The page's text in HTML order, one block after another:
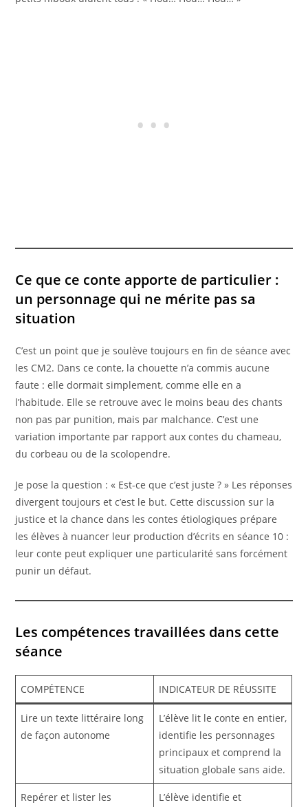
Ce que ce conte apporte de particulier :
un personnage qui ne mérite pas sa
situation
C’est un point que je soulève toujours en fin de séance avec
les CM2. Dans ce conte, la chouette n’a commis aucune
faute : elle dormait simplement, comme elle en a
l’habitude. Elle se retrouve avec le moins beau des chants
non pas par punition, mais par malchance. C’est une
variation importante par rapport aux contes du chameau,
du corbeau ou de la scolopendre.
Je pose la question : « Est-ce que c’est juste ? » Les réponses
divergent toujours et c’est le but. Cette discussion sur la
justice et la chance dans les contes étiologiques prépare
les élèves à nuancer leur production d’écrits en séance 10 :
leur conte peut expliquer une particularité sans forcément
punir un défaut.
Les compétences travaillées dans cette
séance
COMPÉTENCE INDICATEUR DE RÉUSSITE
Lire un texte littéraire long
de façon autonome
L’élève lit le conte en entier,
identifie les personnages
principaux et comprend la
situation globale sans aide.
Repérer et lister les
L’élève identifie et